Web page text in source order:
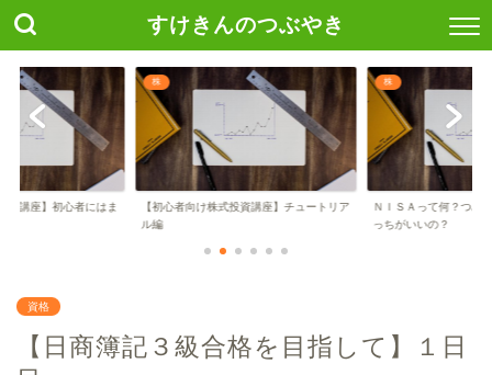
すけきんのつぶやき
資講座】初心者にはま
株
【初心者向け株式投資講座】チュートリア
ル編
株
ＮＩＳＡって何？つみ
っちがいいの？
資格
【日商簿記３級合格を目指して】１日